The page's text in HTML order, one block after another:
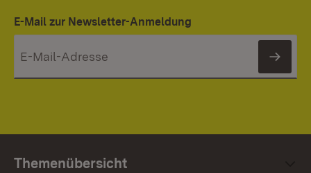
E-Mail zur Newsletter-Anmeldung
Themenübersicht